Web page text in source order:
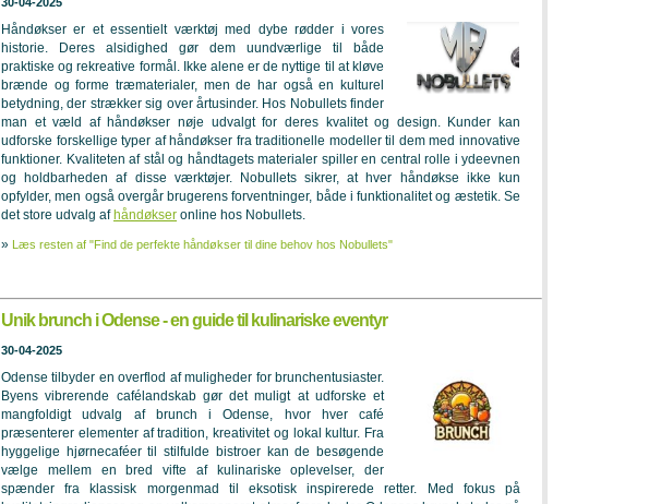
Håndøkser er et essentielt værktøj med dybe rødder i vores
historie. Deres alsidighed gør dem uundværlige til både
praktiske og rekreative formål. Ikke alene er de nyttige til at kløve
brænde og forme træmaterialer, men de har også en kulturel
betydning, der strækker sig over årtusinder. Hos Nobullets finder
man et væld af håndøkser nøje udvalgt for deres kvalitet og design. Kunder kan
udforske forskellige typer af håndøkser fra traditionelle modeller til dem med innovative
funktioner. Kvaliteten af stål og håndtagets materialer spiller en central rolle i ydeevnen
og holdbarheden af disse værktøjer. Nobullets sikrer, at hver håndøkse ikke kun
opfylder, men også overgår brugerens forventninger, både i funktionalitet og æstetik. Se
det store udvalg af håndøkser online hos Nobullets.
» Læs resten af "Find de perfekte håndøkser til dine behov hos Nobullets"
Unik brunch i Odense - en guide til kulinariske eventyr
30-04-2025
Odense tilbyder en overflod af muligheder for brunchentusiaster.
Byens vibrerende cafélandskab gør det muligt at udforske et
mangfoldigt udvalg af brunch i Odense, hvor hver café
præsenterer elementer af tradition, kreativitet og lokal kultur. Fra
hyggelige hjørnecaféer til stilfulde bistroer kan de besøgende
vælge mellem en bred vifte af kulinariske oplevelser, der
spænder fra klassisk morgenmad til eksotisk inspirerede retter. Med fokus på